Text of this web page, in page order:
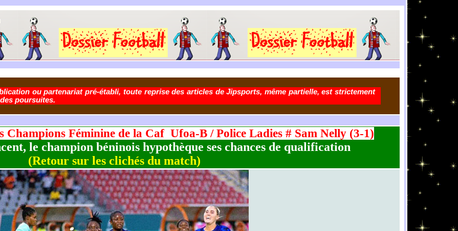
ou partenariat pré-établi, toute reprise des articles de Jipsports, même partielle, est strictement
poursuites.
Champions Féminine de la Caf Ufoa-B / Police Ladies # Sam Nelly (3-1)
le champion béninois hypothèque ses chances de qualification
(Retour sur les clichés du match)